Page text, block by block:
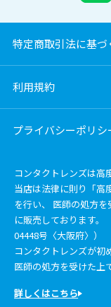
特定商取引法に基づ
利用規約
プライバシーポリシ
コンタクトレンズは高
当店は法律に則り「高
を行い、 医師の処方
に販売しております。
04448号〈大阪府〉）
コンタクトレンズが初
医師の処方を受けた上
詳しくはこちら